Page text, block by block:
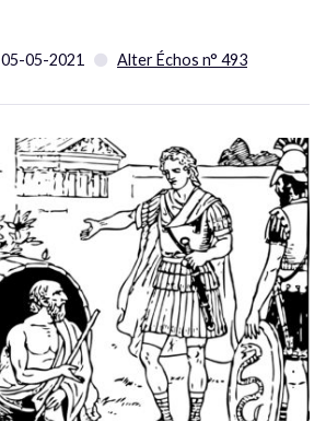
05-05-2021 Alter Échos n° 493